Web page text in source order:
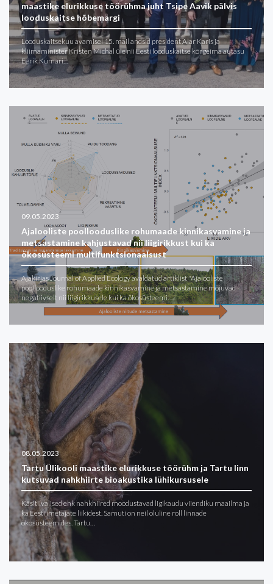
maastike elurikkuse töörühma juht Tsipe Aavik pälvis
looduskaitse hõbemärgi
Looduskaitsekuu avamisel 15. mail andsid president Alar Karis ja
kliimaminister Kristen Michal üle nii Eesti looduskaitse kõrgeima autasu
Eerik Kumari…
09.05.2023
Ajalooliste poollooduslike rohumaade kinnikasvamine ja
metsastamine kahjustavad nii liigirikkust kui ka
ökosüsteemi multifunktsionaalsust
Ajakirjas Journal of Applied Ecology avaldatud artiklist "Ajalooliste
poollooduslike rohumaade kinnikasvamine ja metsastamine mõjuvad
negatiivselt nii liigirikkusele kui ka ökosüsteemi…
08.05.2023
Tartu Ülikooli maastike elurikkuse töörühm ja Tartu linn
kutsuvad nahkhiirte bioakustika lühikursusele
Käsitiivalised ehk nahkhiired moodustavad ligikaudu viiendiku maailma ja
ka Eesti imetajate liikidest. Samuti on neil oluline roll linnade
ökosüsteemides. Tartu…